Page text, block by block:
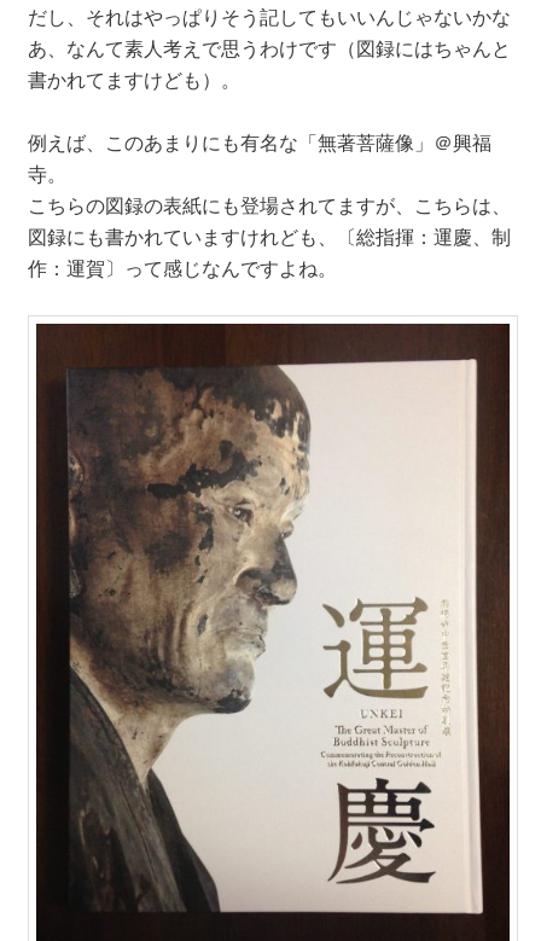
だし、それはやっぱりそう記してもいいんじゃないかな
あ、なんて素人考えで思うわけです（図録にはちゃんと
書かれてますけども）。
例えば、このあまりにも有名な「無著菩薩像」＠興福
寺。
こちらの図録の表紙にも登場されてますが、こちらは、
図録にも書かれていますけれども、〔総指揮：運慶、制
作：運賀〕って感じなんですよね。